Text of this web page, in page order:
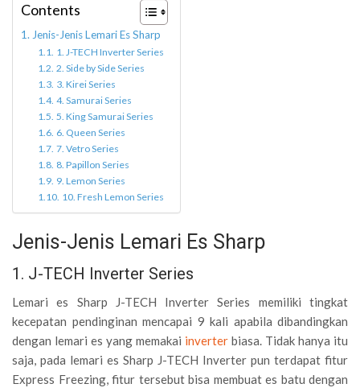
Contents
Jenis-Jenis Lemari Es Sharp
1. J-TECH Inverter Series
2. Side by Side Series
3. Kirei Series
4. Samurai Series
5. King Samurai Series
6. Queen Series
7. Vetro Series
8. Papillon Series
9. Lemon Series
10. Fresh Lemon Series
Jenis-Jenis Lemari Es Sharp
1. J-TECH Inverter Series
Lemari es Sharp J-TECH Inverter Series memiliki tingkat
kecepatan pendinginan mencapai 9 kali apabila dibandingkan
dengan lemari es yang memakai inverter biasa. Tidak hanya itu
saja, pada lemari es Sharp J-TECH Inverter pun terdapat fitur
Express Freezing, fitur tersebut bisa membuat es batu dengan